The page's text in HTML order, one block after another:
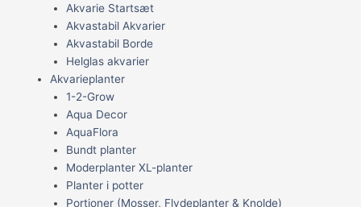
Akvarie Startsæt
Akvastabil Akvarier
Akvastabil Borde
Helglas akvarier
Akvarieplanter
1-2-Grow
Aqua Decor
AquaFlora
Bundt planter
Moderplanter XL-planter
Planter i potter
Portioner (Mosser, Flydeplanter & Knolde)